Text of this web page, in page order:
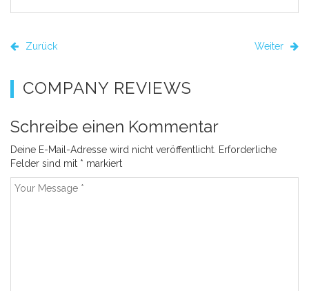
Zurück Weiter
COMPANY REVIEWS
Schreibe einen Kommentar
Deine E-Mail-Adresse wird nicht veröffentlicht. Erforderliche
Felder sind mit * markiert